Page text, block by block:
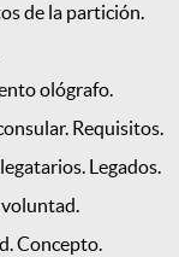
de la partición.
ológrafo.
Requisitos.
Legados.
voluntad.
Concepto.